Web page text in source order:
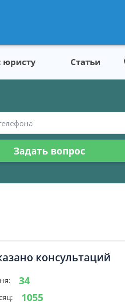
юристу Статьи
Задать вопрос
консультаций
34
1055